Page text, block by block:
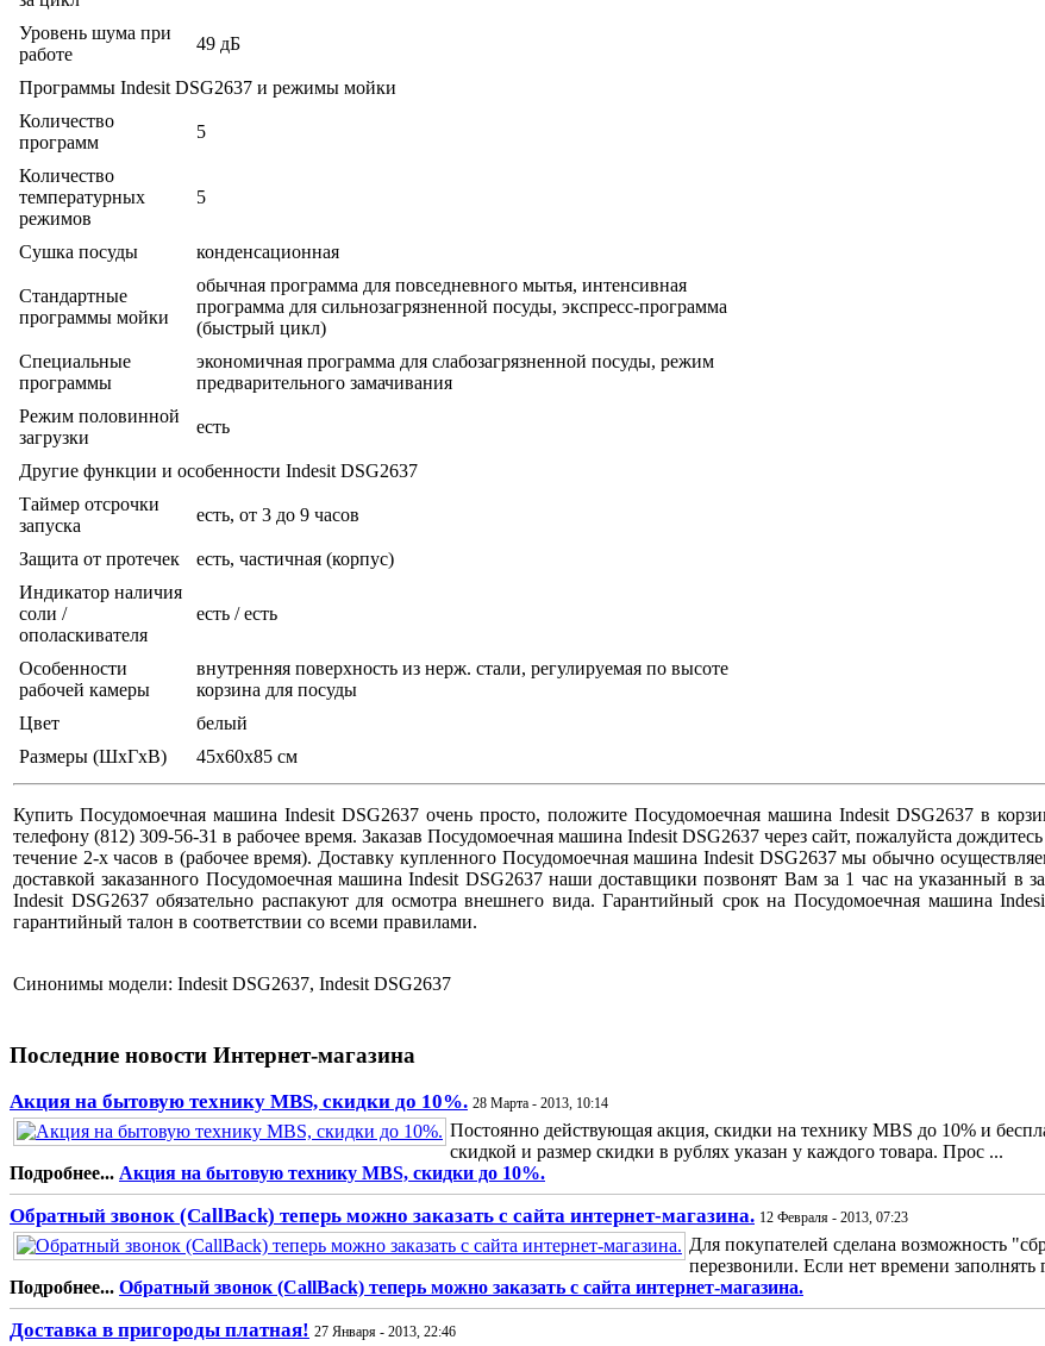
Уровень шума при
работе
49 дБ
Программы Indesit DSG2637 и режимы мойки
Количество
программ
5
Количество
температурных
режимов
5
Сушка посуды конденсационная
Стандартные
программы мойки
обычная программа для повседневного мытья, интенсивная
программа для сильнозагрязненной посуды, экспресс-программа
(быстрый цикл)
Специальные
программы
экономичная программа для слабозагрязненной посуды, режим
предварительного замачивания
Режим половинной
загрузки
есть
Другие функции и особенности Indesit DSG2637
Таймер отсрочки
запуска
есть, от 3 до 9 часов
Защита от протечек
есть, частичная (корпус)
Индикатор наличия
соли /
ополаскивателя
есть / есть
Особенности
рабочей камеры
внутренняя поверхность из нерж. стали, регулируемая по высоте
корзина для посуды
Цвет
белый
Размеры (ШхГхВ)
45x60x85 см
Купить Посудомоечная машина Indesit DSG2637 очень просто, положите Посудомоечная машина Indesit DSG2637 в
телефону (812) 309-56-31 в рабочее время. Заказав Посудомоечная машина Indesit DSG2637 через сайт, пожалуйста
течение 2-х часов в (рабочее время). Доставку купленного Посудомоечная машина Indesit DSG2637 мы обычно
доставкой заказанного Посудомоечная машина Indesit DSG2637 наши доставщики позвонят Вам за 1 час на указанный в
Indesit DSG2637 обязательно распакуют для осмотра внешнего вида. Гарантийный срок на Посудомоечная машина
гарантийный талон в соответствии со всеми правилами.
Синонимы модели: Indesit DSG2637, Indesit DSG2637
Последние новости Интернет-магазина
Акция на бытовую технику MBS, скидки до 10%. 28 Марта - 2013, 10:14
Постоянно действующая акция, скидки на технику MBS до 10% и
скидкой и размер скидки в рублях указан у каждого товара. Прос ...
Подробнее... Акция на бытовую технику MBS, скидки до 10%.
Обратный звонок (CallBack) теперь можно заказать с сайта интернет-магазина. 12 Февраля - 2013, 07:23
Для покупателей сделана возможность
перезвонили. Если нет времени
Подробнее... Обратный звонок (CallBack) теперь можно заказать с сайта интернет-магазина.
Доставка в пригороды платная! 27 Января - 2013, 22:46